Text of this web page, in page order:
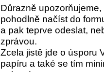
Důrazně
pohodlně načíst do
a pak teprve odeslat,
zprávou.
Zcela jistě jde o úsporu
papíru a také se tím